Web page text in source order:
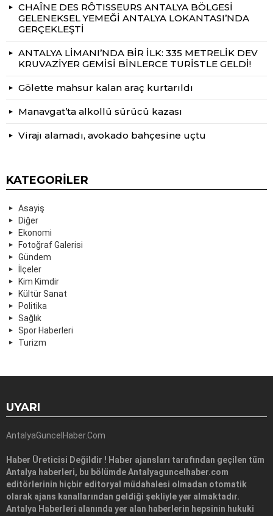
CHAÎNE DES RÔTISSEURS ANTALYA BÖLGESİ
GELENEKSEL YEMEĞİ ANTALYA LOKANTASI’NDA
GERÇEKLEŞTİ
ANTALYA LİMANI’NDA BİR İLK: 335 METRELİK DEV
KRUVAZİYER GEMİSİ BİNLERCE TURİSTLE GELDİ!
Gölette mahsur kalan araç kurtarıldı
Manavgat’ta alkollü sürücü kazası
Virajı alamadı, avokado bahçesine uçtu
KATEGORILER
Asayiş
Diğer
Ekonomi
Fotoğraf Galerisi
Gündem
İlçeler
Kim Kimdir
Kültür Sanat
Politika
Sağlık
Spor Haberleri
Turizm
UYARI
AntalyaGuncelHaber.Com
Haber Üreticisi Değildir ! Haber ajansları tarafından geçilen tüm
Antalya haberleri, bu bölümde Antalyaguncelhaber.com
editörlerinin hiçbir editoryal müdahalesi olmadan otomatik
olarak ajans kanallarından geldiği şekliyle yer almaktadır.
Antalya Haberleri alanında yer alan haberlerin hepsinin hukuki